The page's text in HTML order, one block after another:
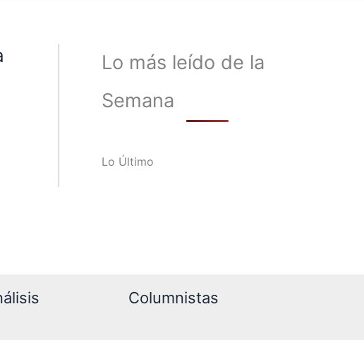
Lo más leído de la
Semana
Lo Último
Columnistas